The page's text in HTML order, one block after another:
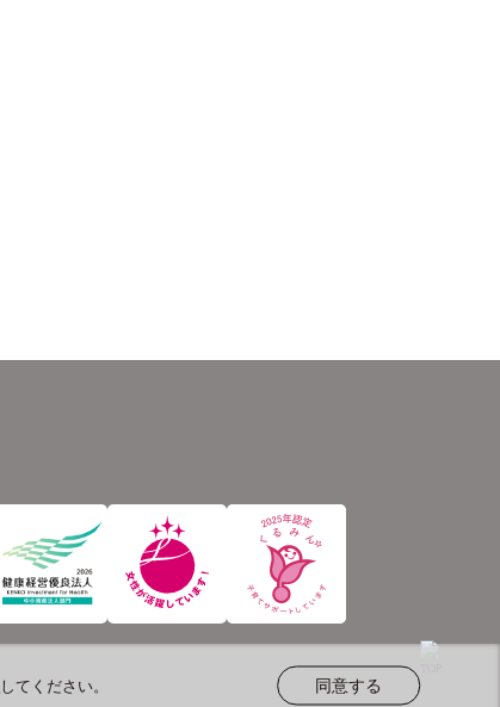
してください。 同意する